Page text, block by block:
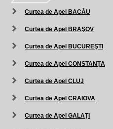
Curtea de Apel BACĂU
Curtea de Apel BRAŞOV
Curtea de Apel BUCUREŞTI
Curtea de Apel CONSTANŢA
Curtea de Apel CLUJ
Curtea de Apel CRAIOVA
Curtea de Apel GALAŢI